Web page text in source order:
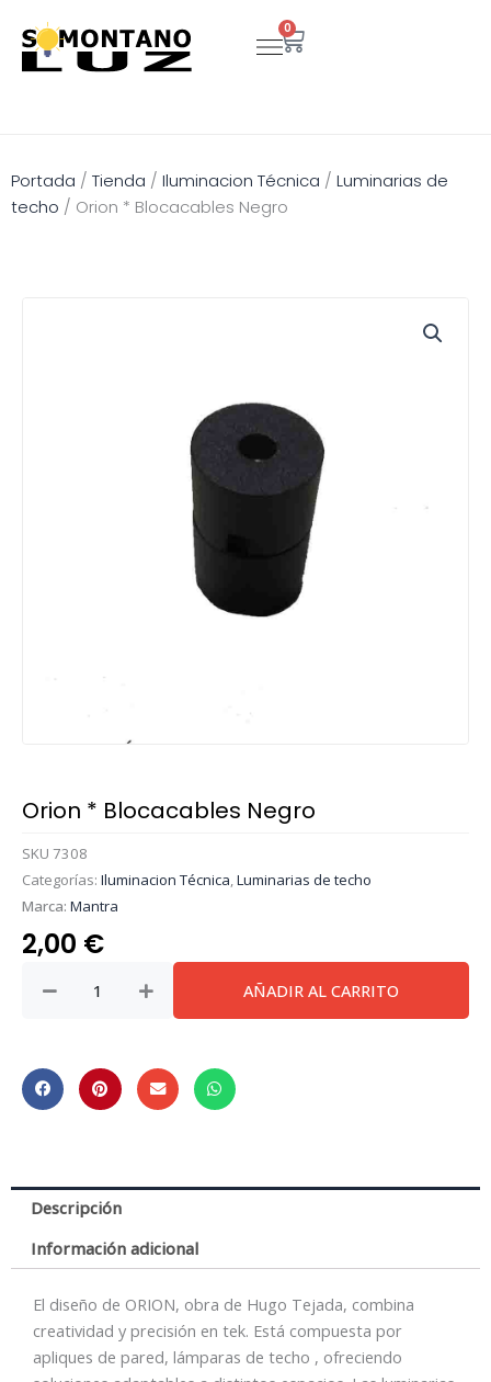
contenido
0
Carrito
Portada / Tienda / Iluminacion Técnica / Luminarias de
techo / Orion * Blocacables Negro
Orion * Blocacables Negro
SKU 7308
Categorías: Iluminacion Técnica,Luminarias de techo
Marca: Mantra
2,00 €
cantidad
AÑADIR AL CARRITO
Descripción
Información adicional
El diseño de ORION, obra de Hugo Tejada, combina
creatividad y precisión en tek. Está compuesta por
apliques de pared, lámparas de techo , ofreciendo